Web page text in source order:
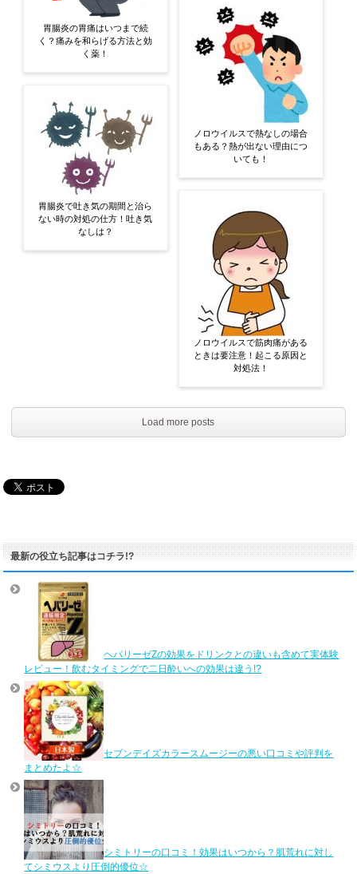
胃腸炎の胃痛はいつまで続
く？痛みを和らげる方法と効
く薬！
胃腸炎で吐き気の期間と治ら
ない時の対処の仕方！吐き気
なしは？
ノロウイルスで熱なしの場合
もある？熱が出ない理由につ
いても！
ノロウイルスで筋肉痛がある
ときは要注意！起こる原因と
対処法！
Load more posts
最新の役立ち記事はコチラ!?
ヘパリーゼZの効果をドリンクとの違いも含めて実体験
レビュー！飲むタイミングで二日酔いへの効果は違う!?
セブンデイズカラースムージーの悪い口コミや評判を
まとめたよ☆
シミトリーの口コミ！効果はいつから？肌荒れに対し
てシミウスより圧倒的優位☆